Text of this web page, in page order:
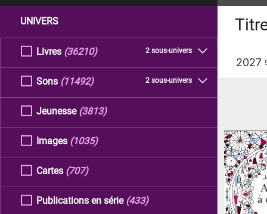
UNIVERS
Livres 2 sous-univers
(36210)
Sons 2 sous-univers
(11492)
Jeunesse (3813)
Images (1035)
Cartes (707)
Publications en série (433)
2027